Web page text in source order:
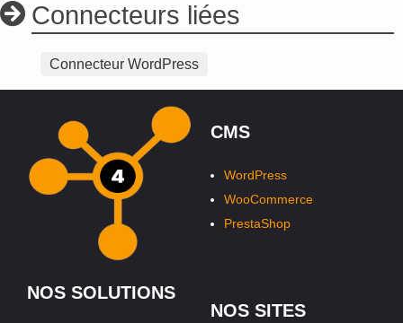
Connecteurs liées
Connecteur WordPress
CMS
WordPress
WooCommerce
PrestaShop
NOS SOLUTIONS
NOS SITES